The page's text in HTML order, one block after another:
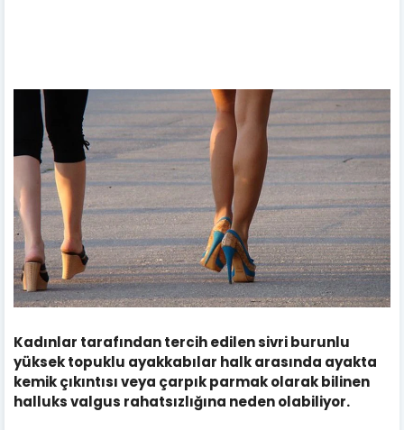
Kadınlar tarafından tercih edilen sivri burunlu
yüksek topuklu ayakkabılar halk arasında ayakta
kemik çıkıntısı veya çarpık parmak olarak bilinen
halluks valgus rahatsızlığına neden olabiliyor.